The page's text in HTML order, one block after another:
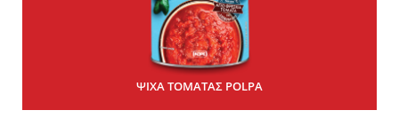
ΨΙΧΑ ΤΟΜΑΤΑΣ POLPA